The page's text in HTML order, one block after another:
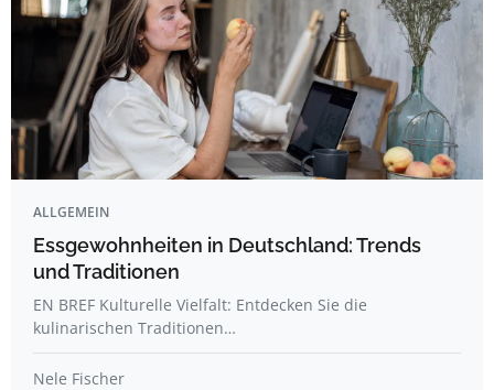
ALLGEMEIN
Essgewohnheiten in Deutschland: Trends
und Traditionen
EN BREF Kulturelle Vielfalt: Entdecken Sie die
kulinarischen Traditionen…
Nele Fischer